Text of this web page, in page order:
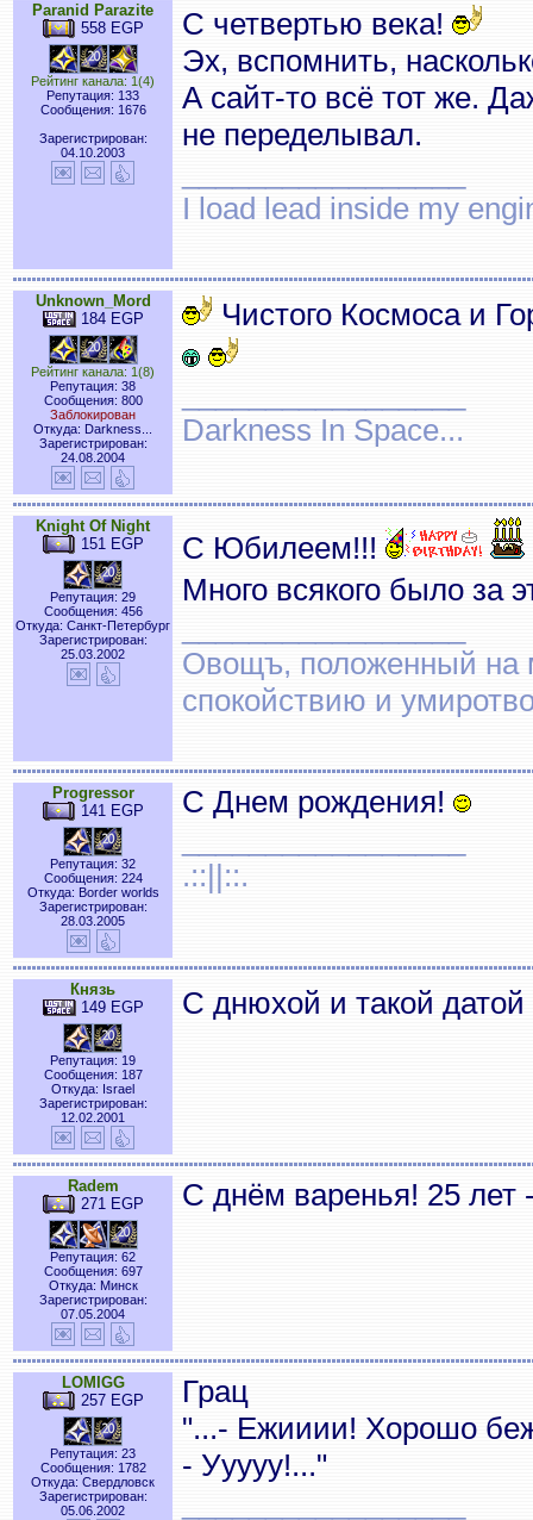
Paranid Parazite
558 EGP
Рейтинг канала: 1(4)
Репутация: 133
Сообщения: 1676
Зарегистрирован:
04.10.2003
С четвертью века!
Эх, вспомнить,
А сайт-то всё тот же.
не переделывал.
I load lead inside my
Unknown_Mord
184 EGP
Рейтинг канала: 1(8)
Репутация: 38
Сообщения: 800
Заблокирован
Откуда: Darkness...
Зарегистрирован:
24.08.2004
Чистого Космоса и
Darkness In Space...
Knight Of Night
151 EGP
Репутация: 29
Сообщения: 456
Откуда: Санкт-Петербург
Зарегистрирован:
25.03.2002
С Юбилеем!!!
Много всякого было за
Овощъ, положенный на
спокойствию и
Progressor
141 EGP
Репутация: 32
Сообщения: 224
Откуда: Border worlds
Зарегистрирован:
28.03.2005
С Днем рождения!
.::||::.
Князь
149 EGP
Репутация: 19
Сообщения: 187
Откуда: Israel
Зарегистрирован:
12.02.2001
С днюхой и такой
Radem
271 EGP
Репутация: 62
Сообщения: 697
Откуда: Минск
Зарегистрирован:
07.05.2004
С днём варенья! 25 лет
LOMIGG
257 EGP
Репутация: 23
Сообщения: 1782
Откуда: Свердловск
Зарегистрирован:
05.06.2002
Грац
"...- Ежииии! Хорошо
- Ууууу!..."